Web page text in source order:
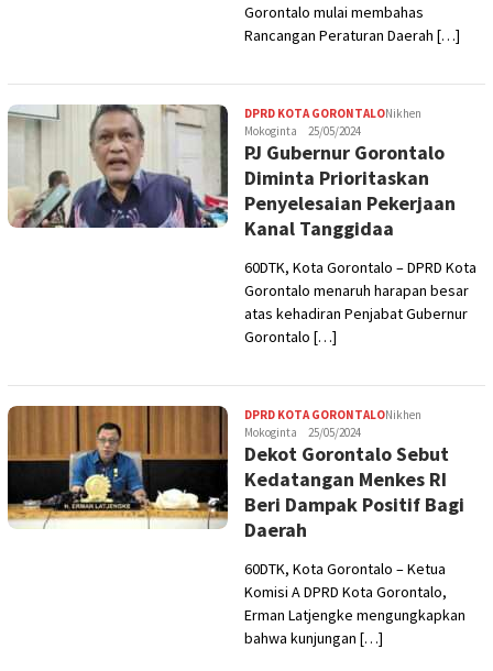
Gorontalo mulai membahas
Rancangan Peraturan Daerah […]
DPRD KOTA GORONTALONikhen
Mokoginta
25/05/2024
PJ Gubernur Gorontalo
Diminta Prioritaskan
Penyelesaian Pekerjaan
Kanal Tanggidaa
60DTK, Kota Gorontalo – DPRD Kota
Gorontalo menaruh harapan besar
atas kehadiran Penjabat Gubernur
Gorontalo […]
DPRD KOTA GORONTALONikhen
Mokoginta
25/05/2024
Dekot Gorontalo Sebut
Kedatangan Menkes RI
Beri Dampak Positif Bagi
Daerah
60DTK, Kota Gorontalo – Ketua
Komisi A DPRD Kota Gorontalo,
Erman Latjengke mengungkapkan
bahwa kunjungan […]